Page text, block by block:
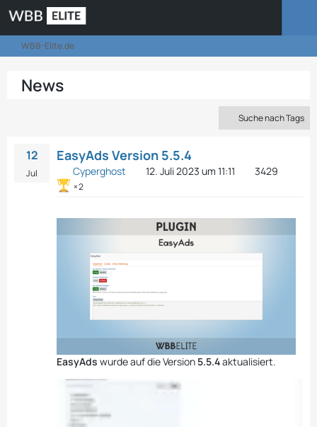
WBB-Elite.de
News
Suche nach Tags
12
Jul
EasyAds Version 5.5.4
Cyperghost 12. Juli 2023 um 11:11 3429
2
EasyAds wurde auf die Version 5.5.4aktualisiert.